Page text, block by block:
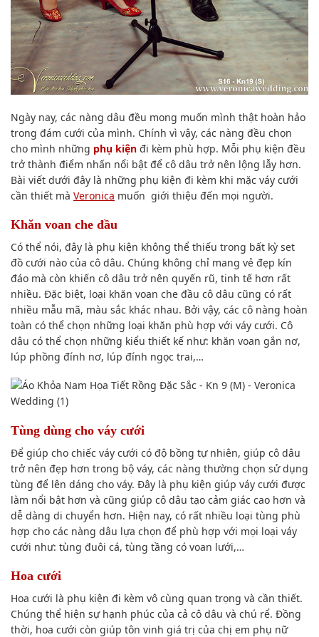
Ngày nay, các nàng dâu đều mong muốn mình thật hoàn hảo
trong đám cưới của mình. Chính vì vậy, các nàng đều chọn
cho mình những phụ kiện đi kèm phù hợp. Mỗi phụ kiện đều
trở thành điểm nhấn nổi bật để cô dâu trở nên lộng lẫy hơn.
Bài viết dưới đây là những phụ kiện đi kèm khi mặc váy cưới
cần thiết mà Veronica muốn giới thiệu đến mọi người.
Khăn voan che đầu
Có thể nói, đây là phụ kiện không thể thiếu trong bất kỳ set
đồ cưới nào của cô dâu. Chúng không chỉ mang vẻ đẹp kín
đáo mà còn khiến cô dâu trở nên quyến rũ, tinh tế hơn rất
nhiều. Đặc biệt, loại khăn voan che đầu cô dâu cũng có rất
nhiều mẫu mã, màu sắc khác nhau. Bởi vậy, các cô nàng hoàn
toàn có thể chọn những loại khăn phù hợp với váy cưới. Cô
dâu có thể chọn những kiểu thiết kế như: khăn voan gắn nơ,
lúp phồng đính nơ, lúp đính ngọc trai,…
Tùng dùng cho váy cưới
Để giúp cho chiếc váy cưới có độ bồng tự nhiên, giúp cô dâu
trở nên đẹp hơn trong bộ váy, các nàng thường chọn sử dụng
tùng để lên dáng cho váy. Đây là phụ kiện giúp váy cưới được
làm nổi bật hơn và cũng giúp cô dâu tạo cảm giác cao hơn và
dễ dàng di chuyển hơn. Hiện nay, có rất nhiều loại tùng phù
hợp cho các nàng dâu lựa chọn để phù hợp với mọi loại váy
cưới như: tùng đuôi cá, tùng tầng có voan lưới,…
Hoa cưới
Hoa cưới là phụ kiện đi kèm vô cùng quan trọng và cần thiết.
Chúng thể hiện sự hạnh phúc của cả cô dâu và chú rể. Đồng
thời, hoa cưới còn giúp tôn vinh giá trị của chị em phụ nữ